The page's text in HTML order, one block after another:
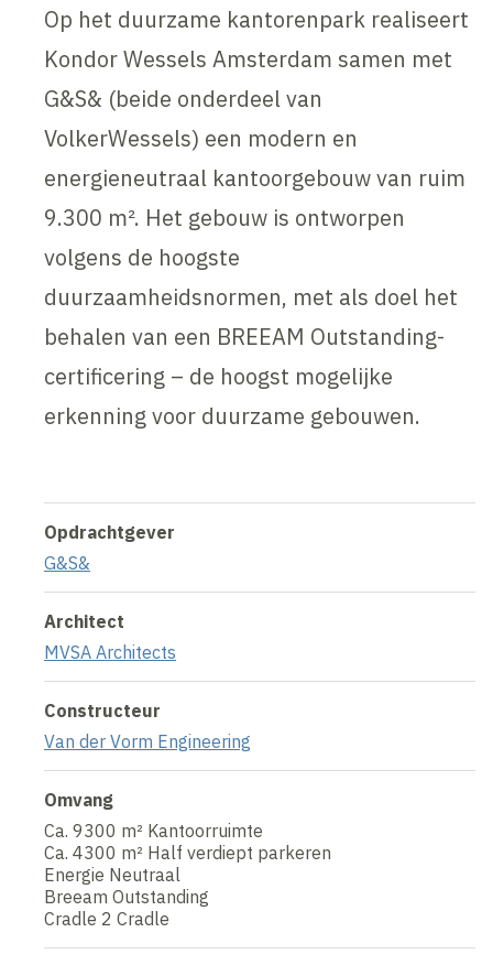
Op het duurzame kantorenpark realiseert
Kondor Wessels Amsterdam samen met
G&S& (beide onderdeel van
VolkerWessels) een modern en
energieneutraal kantoorgebouw van ruim
9.300 m². Het gebouw is ontworpen
volgens de hoogste
duurzaamheidsnormen, met als doel het
behalen van een BREEAM Outstanding-
certificering – de hoogst mogelijke
erkenning voor duurzame gebouwen.
Opdrachtgever
G&S&
Architect
MVSA Architects
Constructeur
Van der Vorm Engineering
Omvang
Ca. 9300 m² Kantoorruimte
Ca. 4300 m² Half verdiept parkeren
Energie Neutraal
Breeam Outstanding
Cradle 2 Cradle